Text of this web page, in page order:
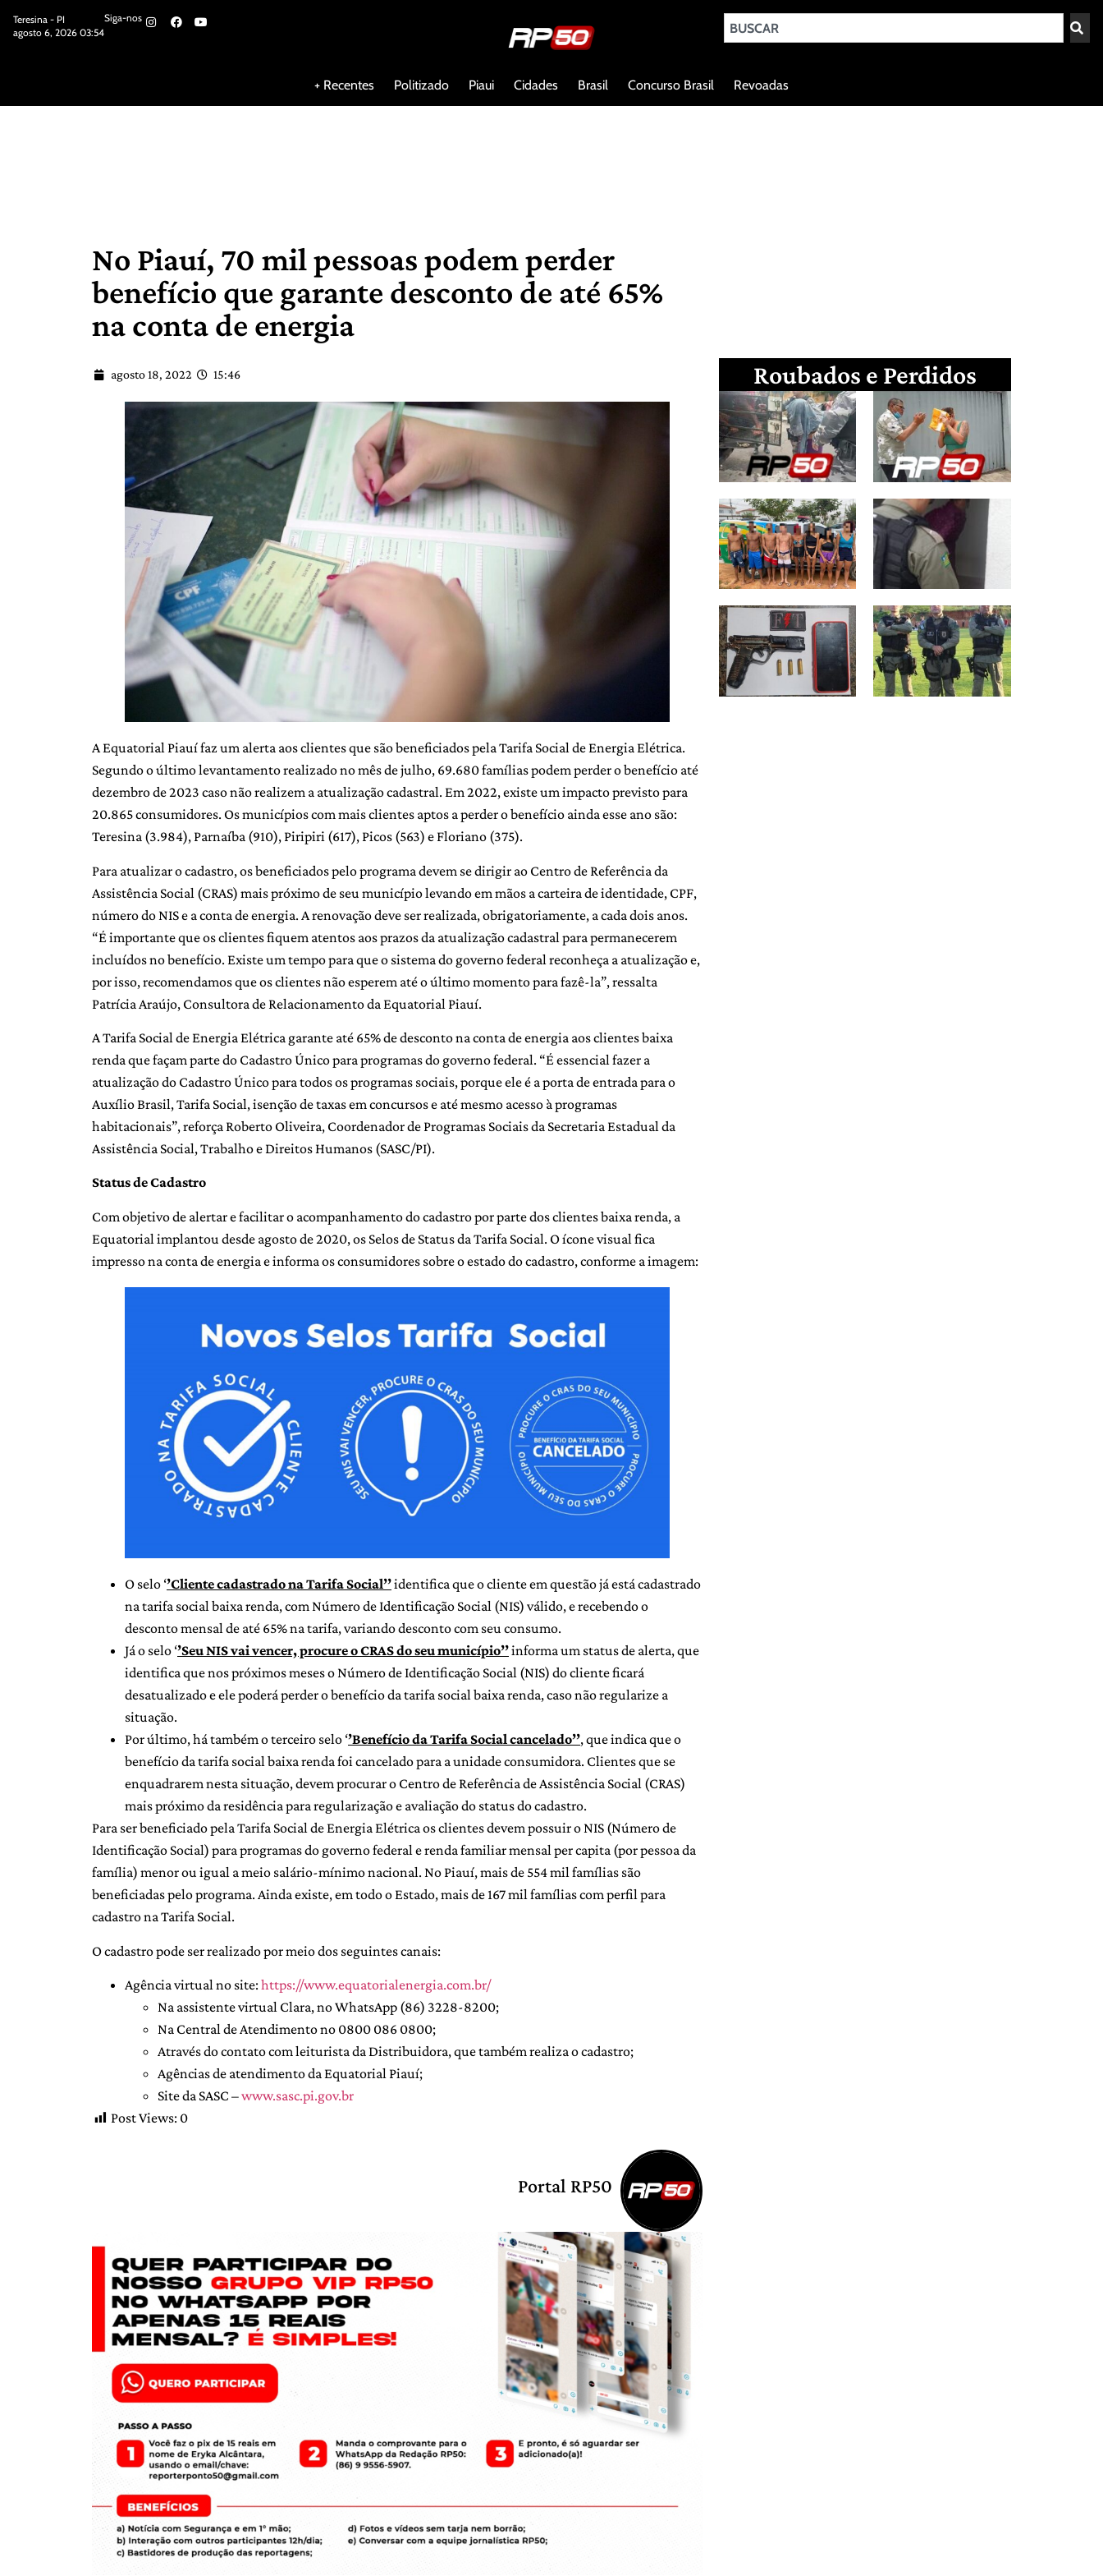
Teresina - PI
agosto 6, 2026 03:54
Siga-nos
+ Recentes Politizado Piaui Cidades Brasil Concurso Brasil Revoadas
No Piauí, 70 mil pessoas podem perder
benefício que garante desconto de até 65%
na conta de energia
agosto 18, 2022 15:46
A Equatorial Piauí faz um alerta aos clientes que são beneficiados pela Tarifa Social de Energia Elétrica.
Segundo o último levantamento realizado no mês de julho, 69.680 famílias podem perder o benefício até
dezembro de 2023 caso não realizem a atualização cadastral. Em 2022, existe um impacto previsto para
20.865 consumidores. Os municípios com mais clientes aptos a perder o benefício ainda esse ano são:
Teresina (3.984), Parnaíba (910), Piripiri (617), Picos (563) e Floriano (375).
Para atualizar o cadastro, os beneficiados pelo programa devem se dirigir ao Centro de Referência da
Assistência Social (CRAS) mais próximo de seu município levando em mãos a carteira de identidade, CPF,
número do NIS e a conta de energia. A renovação deve ser realizada, obrigatoriamente, a cada dois anos.
“É importante que os clientes fiquem atentos aos prazos da atualização cadastral para permanecerem
incluídos no benefício. Existe um tempo para que o sistema do governo federal reconheça a atualização e,
por isso, recomendamos que os clientes não esperem até o último momento para fazê-la”, ressalta
Patrícia Araújo, Consultora de Relacionamento da Equatorial Piauí.
A Tarifa Social de Energia Elétrica garante até 65% de desconto na conta de energia aos clientes baixa
renda que façam parte do Cadastro Único para programas do governo federal. “É essencial fazer a
atualização do Cadastro Único para todos os programas sociais, porque ele é a porta de entrada para o
Auxílio Brasil, Tarifa Social, isenção de taxas em concursos e até mesmo acesso à programas
habitacionais”, reforça Roberto Oliveira, Coordenador de Programas Sociais da Secretaria Estadual da
Assistência Social, Trabalho e Direitos Humanos (SASC/PI).
Status de Cadastro
Com objetivo de alertar e facilitar o acompanhamento do cadastro por parte dos clientes baixa renda, a
Equatorial implantou desde agosto de 2020, os Selos de Status da Tarifa Social. O ícone visual fica
impresso na conta de energia e informa os consumidores sobre o estado do cadastro, conforme a imagem:
O selo ‘’Cliente cadastrado na Tarifa Social’’identifica que o cliente em questão já está cadastrado
na tarifa social baixa renda, com Número de Identificação Social (NIS) válido, e recebendo o
desconto mensal de até 65% na tarifa, variando desconto com seu consumo.
Já o selo ‘’Seu NIS vai vencer, procure o CRAS do seu município’’informa um status de alerta, que
identifica que nos próximos meses o Número de Identificação Social (NIS) do cliente ficará
desatualizado e ele poderá perder o benefício da tarifa social baixa renda, caso não regularize a
situação.
Por último, há também o terceiro selo ‘’Benefício da Tarifa Social cancelado’’, que indica que o
benefício da tarifa social baixa renda foi cancelado para a unidade consumidora. Clientes que se
enquadrarem nesta situação, devem procurar o Centro de Referência de Assistência Social (CRAS)
mais próximo da residência para regularização e avaliação do status do cadastro.
Para ser beneficiado pela Tarifa Social de Energia Elétrica os clientes devem possuir o NIS (Número de
Identificação Social) para programas do governo federal e renda familiar mensal per capita (por pessoa da
família) menor ou igual a meio salário-mínimo nacional. No Piauí, mais de 554 mil famílias são
beneficiadas pelo programa. Ainda existe, em todo o Estado, mais de 167 mil famílias com perfil para
cadastro na Tarifa Social.
O cadastro pode ser realizado por meio dos seguintes canais:
Agência virtual no site:https://www.equatorialenergia.com.br/
Na assistente virtual Clara, no WhatsApp (86) 3228-8200;
Na Central de Atendimento no 0800 086 0800;
Através do contato com leiturista da Distribuidora, que também realiza o cadastro;
Agências de atendimento da Equatorial Piauí;
Site da SASC –www.sasc.pi.gov.br
Post Views: 0
Portal RP50
Roubados e Perdidos